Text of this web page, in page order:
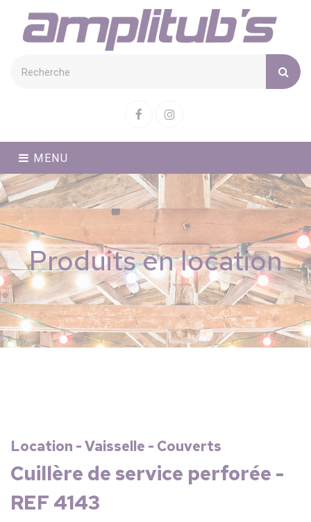
FacebookInstagram
MENU
Produits en location
Location - Vaisselle - Couverts
Cuillère de service perforée -
REF 4143
Cookies management panel